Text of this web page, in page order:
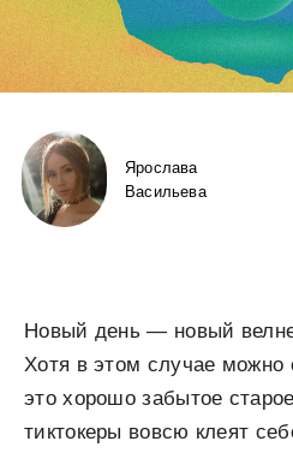
Ярослава
Васильева
Новый день — новый
Хотя в этом случае можно
это хорошо забытое
тиктокеры вовсю клеят